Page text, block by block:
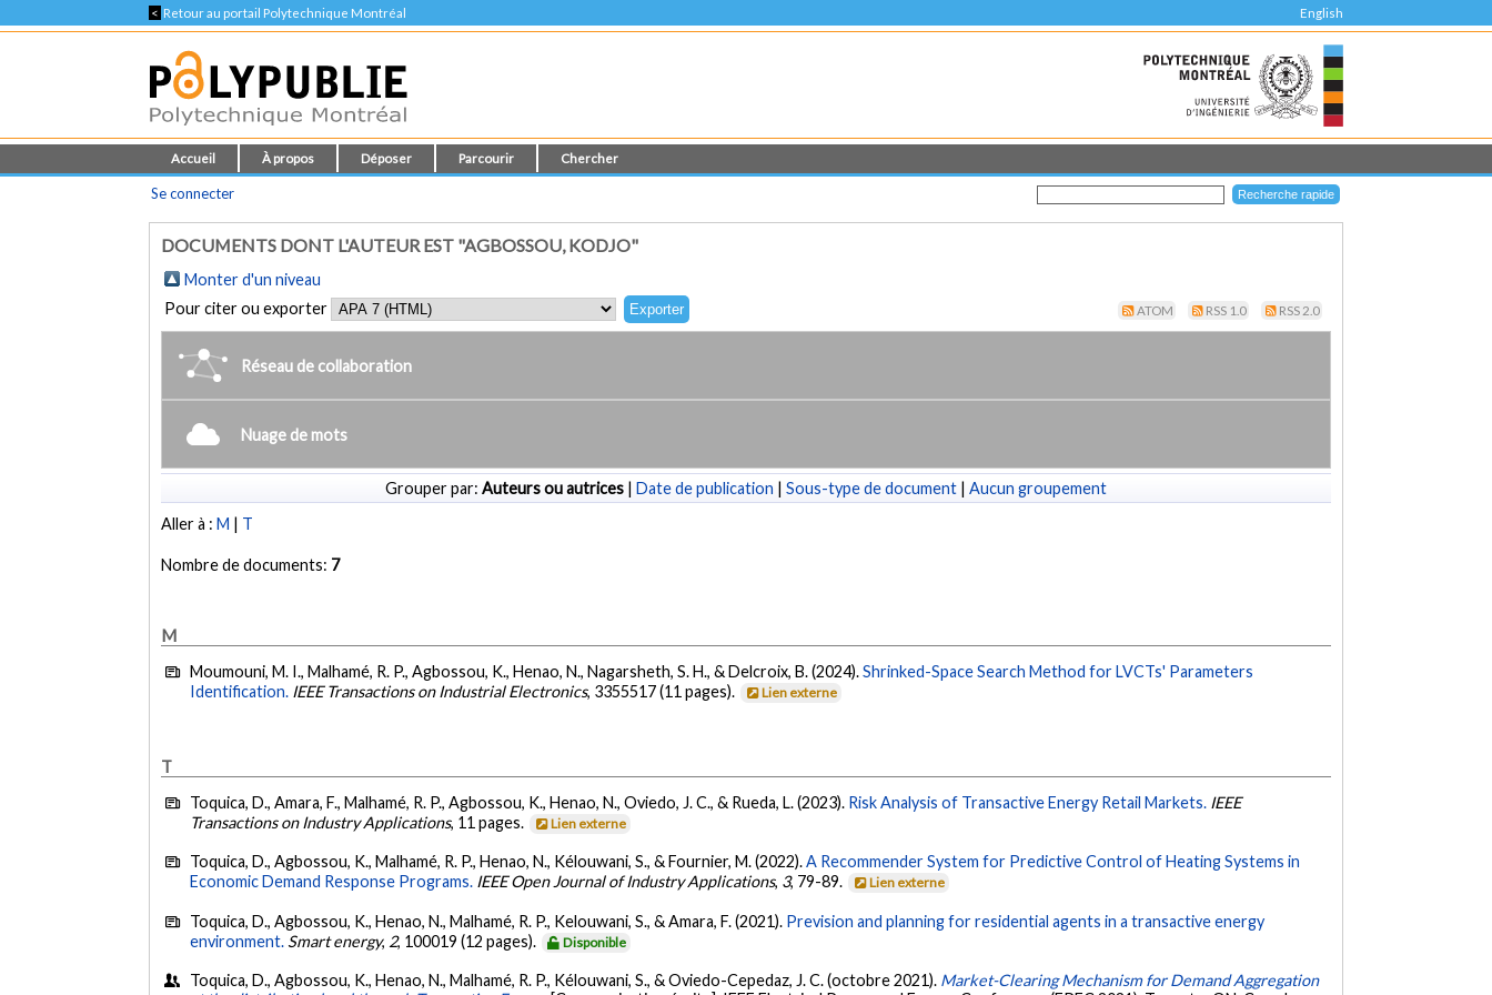
< Retour au portail Polytechnique Montréal English
Accueil À propos Déposer Parcourir Chercher
Se connecter
DOCUMENTS DONT L'AUTEUR EST "AGBOSSOU, KODJO"
Monter d'un niveau
Pour citer ou exporter
ATOM RSS 1.0 RSS 2.0
Réseau de collaboration
Nuage de mots
Grouper par: Auteurs ou autrices | Date de publication | Sous-type de document | Aucun groupement
Aller à :M | T
Nombre de documents: 7
M
Moumouni, M. I., Malhamé, R. P., Agbossou, K., Henao, N., Nagarsheth, S. H., & Delcroix, B. (2024).Shrinked-Space Search Method for LVCTs' Parameters
Identification. IEEE Transactions on Industrial Electronics, 3355517 (11 pages). Lien externe
T
Toquica, D., Amara, F., Malhamé, R. P., Agbossou, K., Henao, N., Oviedo, J. C., & Rueda, L. (2023). Risk Analysis of Transactive Energy Retail Markets. IEEE
Transactions on Industry Applications, 11 pages. Lien externe
Toquica, D., Agbossou, K., Malhamé, R. P., Henao, N., Kélouwani, S., & Fournier, M. (2022).A Recommender System for Predictive Control of Heating Systems in
Economic Demand Response Programs. IEEE Open Journal of Industry Applications, 3, 79-89. Lien externe
Toquica, D., Agbossou, K., Henao, N., Malhamé, R. P., Kelouwani, S., & Amara, F. (2021). Prevision and planning for residential agents in a transactive energy
environment. Smart energy, 2, 100019 (12 pages). Disponible
Toquica, D., Agbossou, K., Henao, N., Malhamé, R. P., Kélouwani, S., & Oviedo-Cepedaz, J. C. (octobre 2021). Market-Clearing Mechanism for Demand Aggregation